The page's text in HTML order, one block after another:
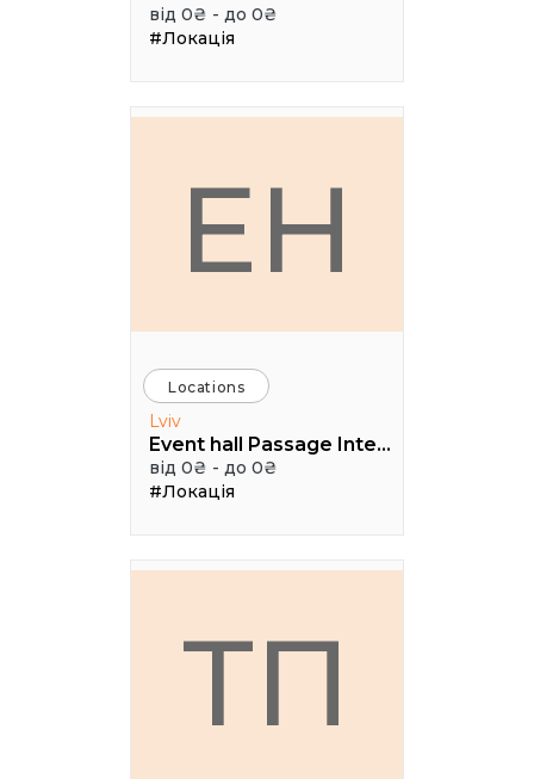
від 0₴ - до 0₴
#Локація
EH
Locations
Lviv
Event hall Passage Interdit
від 0₴ - до 0₴
#Локація
ТП